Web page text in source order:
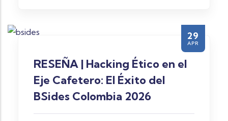
29
APR
RESEÑA | Hacking Ético en el
Eje Cafetero: El Éxito del
BSides Colombia 2026